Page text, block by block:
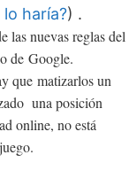
haría?) .
las nuevas reglas del
de Google.
que matizarlos un
una posición
online, no está